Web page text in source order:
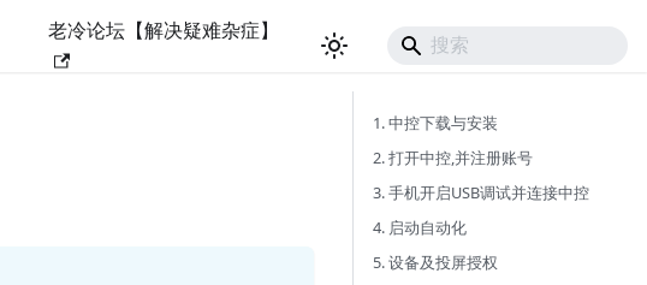
老冷论坛【解决疑难杂症】
1. 中控下载与安装
2. 打开中控,并注册账号
3. 手机开启USB调试并连接中控
4. 启动自动化
5. 设备及投屏授权